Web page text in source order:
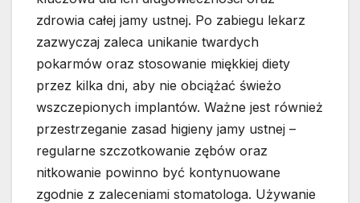
zdrowia całej jamy ustnej. Po zabiegu lekarz
zazwyczaj zaleca unikanie twardych
pokarmów oraz stosowanie miękkiej diety
przez kilka dni, aby nie obciążać świeżo
wszczepionych implantów. Ważne jest również
przestrzeganie zasad higieny jamy ustnej –
regularne szczotkowanie zębów oraz
nitkowanie powinno być kontynuowane
zgodnie z zaleceniami stomatologa. Używanie